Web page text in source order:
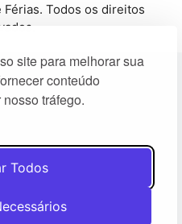
site para melhorar sua
conteúdo
tráfego.
Todos
Todos os direitos